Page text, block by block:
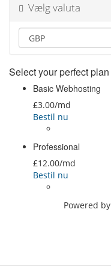
Vælg valuta
Select your perfect plan
Basic Webhosting
£3.00/md
Bestil nu
Professional
£12.00/md
Bestil nu
Powered by